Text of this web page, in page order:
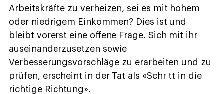
Arbeitskräfte zu verheizen, sei es mit hohem
oder niedrigem Einkommen? Dies ist und
bleibt vorerst eine offene Frage. Sich mit ihr
auseinanderzusetzen sowie
Verbesserungsvorschläge zu erarbeiten und zu
prüfen, erscheint in der Tat als «Schritt in die
richtige Richtung».